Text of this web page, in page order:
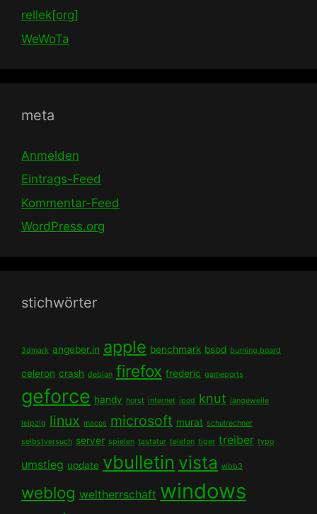
rellek[org]
WeWoTa
meta
Anmelden
Eintrags-Feed
Kommentar-Feed
WordPress.org
stichwörter
3dmark angeber.in apple benchmark bsod burning board
celeron crash debian firefox frederic gameports
geforce handy horst internet ipod knut langeweile
leipzig linux macos microsoft murat schulrechner
selbstversuch server spielen tastatur telefon tiger treiber typo
umstieg update vbulletin vista wbb3
weblog weltherrschaft windows